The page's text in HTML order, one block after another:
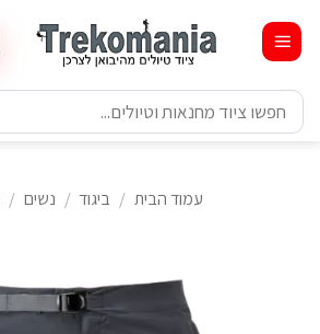
content
חיפוש
עבור:
עמוד הבית / ביגוד / נשים /